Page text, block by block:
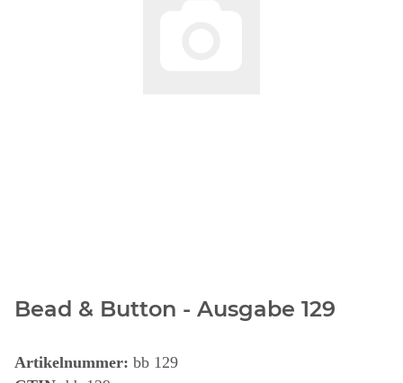
Bead & Button - Ausgabe 129
Artikelnummer: bb 129